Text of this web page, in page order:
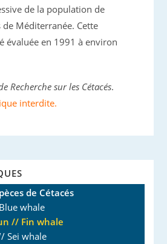
de la population de
Méditerranée. Cette
évaluée en 1991 à environ
Recherche sur les Cétacés.
interdite.
de Cétacés
whale
// Fin whale
Sei whale